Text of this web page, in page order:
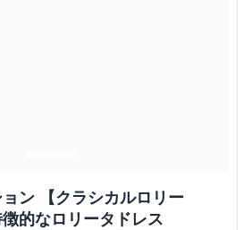
ン 【クラシカルロリー
的なロリータドレス